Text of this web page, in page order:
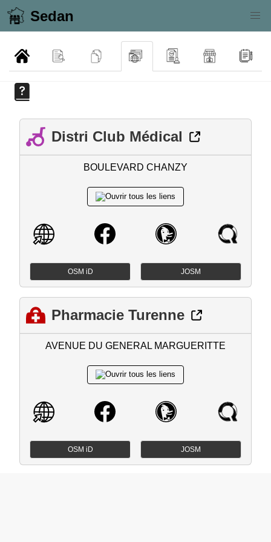
Sedan
Distri Club Médical
BOULEVARD CHANZY
OSM iD JOSM
Pharmacie Turenne
AVENUE DU GENERAL MARGUERITTE
OSM iD JOSM